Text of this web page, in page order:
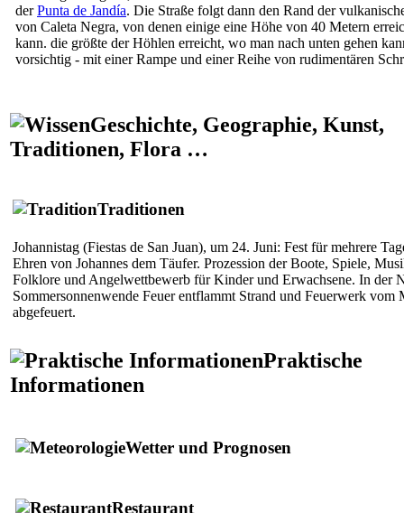
derPunta de Jandía. Die Straße folgt dann den Rand der
von Caleta Negra, von denen einige eine Höhe von 40 Metern
kann. die größte der Höhlen erreicht, wo man nach unten gehen
vorsichtig - mit einer Rampe und einer Reihe von rudimentären
Geschichte, Geographie, Kunst,
Traditionen, Flora …
Traditionen
Johannistag (Fiestas de San Juan), um 24. Juni: Fest für mehrere
Ehren von Johannes dem Täufer. Prozession der Boote, Spiele,
Folklore und Angelwettbewerb für Kinder und Erwachsene. In der
Sommersonnenwende Feuer entflammt Strand und Feuerwerk vom
abgefeuert.
Praktische
Informationen
Wetter und Prognosen
Restaurant